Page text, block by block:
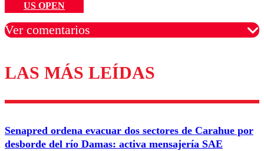
US OPEN
Ver comentarios
Los comentarios son moderados para garantizar un
diálogo respetuoso.
Correo
LAS MÁS LEÍDAS
Senapred ordena evacuar dos sectores de Carahue por
desborde del río Damas: activa mensajería SAE